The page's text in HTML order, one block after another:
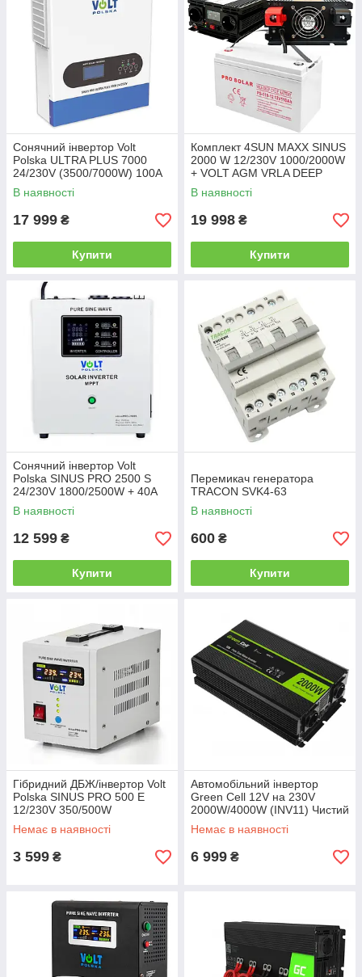
Сонячний інвертор Volt
Polska ULTRA PLUS 7000
24/230V (3500/7000W) 100A
MPPT (60-500V)
(3SSS350024)
В наявності
17 999 ₴
Купити
Комплект 4SUN MAXX SINUS
2000 W 12/230V 1000/2000W
+ VOLT AGM VRLA DEEP
CYCLE 110Ah 12V
В наявності
19 998 ₴
Купити
Сонячний інвертор Volt
Polska SINUS PRO 2500 S
24/230V 1800/2500W + 40A
MPPT 100V (3SPS250024)
В наявності
12 599 ₴
Купити
Перемикач генератора
TRACON SVK4-63
В наявності
600 ₴
Купити
Гібридний ДБЖ/інвертор Volt
Polska SINUS PRO 500 E
12/230V 350/500W
(3SP050012E)
Немає в наявності
3 599 ₴
Автомобільний інвертор
Green Cell 12V на 230V
2000W/4000W (INV11) Чистий
синус
Немає в наявності
6 999 ₴